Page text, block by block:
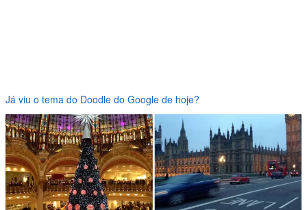
Já viu o tema do Doodle do Google de hoje?